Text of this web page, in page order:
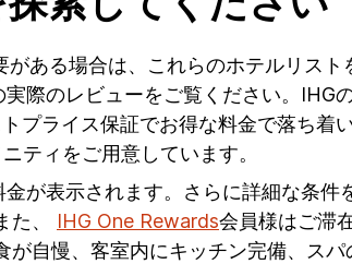
ある場合は、これらのホテルリス
際のレビューをご覧ください。IHG
プライス保証でお得な料金で落ち着
ティをご用意しています。
が表示されます。さらに詳細な条
た、 IHG One Rewards会員様はご滞
自慢、客室内にキッチン完備、ス